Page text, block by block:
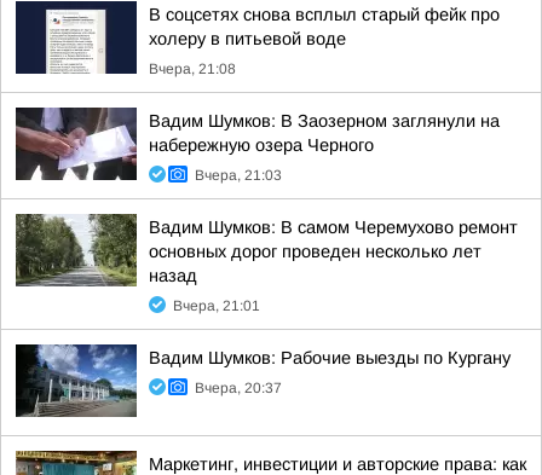
В соцсетях снова всплыл старый фейк про
холеру в питьевой воде
Вчера, 21:08
Вадим Шумков: В Заозерном заглянули на
набережную озера Черного
Вчера, 21:03
Вадим Шумков: В самом Черемухово ремонт
основных дорог проведен несколько лет
назад
Вчера, 21:01
Вадим Шумков: Рабочие выезды по Кургану
Вчера, 20:37
Маркетинг, инвестиции и авторские права: как